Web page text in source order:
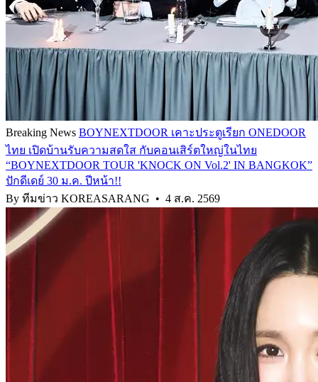
Breaking News BOYNEXTDOOR เคาะประตูเรียก ONEDOOR
ไทย เปิดบ้านรับความสดใส กับคอนเสิร์ตใหญ่ในไทย
“BOYNEXTDOOR TOUR 'KNOCK ON Vol.2' IN BANGKOK”
ปักดีเดย์ 30 ม.ค. ปีหน้า!!
By ทีมข่าว KOREASARANG • 4 ส.ค. 2569